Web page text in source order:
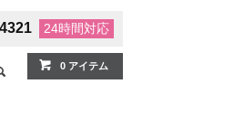
24時間対応
0 アイテム